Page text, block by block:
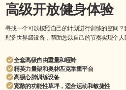
高级开放健身体验
寻找一个可以按照自己的计划进行训练的空间？
配备世界级设备，帮助您以自己的节奏实现个人
全套高级自由重量和哑铃
精英力量架和奥林匹克举重平台
高级心肺训练设备
宽敞的功能性草坪，适合运动和敏捷性